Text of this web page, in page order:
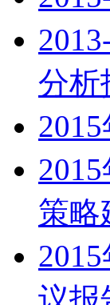
分析
策略